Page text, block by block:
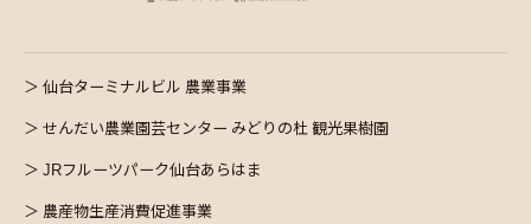
仙台ターミナルビル 農業事業
せんだい農業園芸センター みどりの杜 観光果樹園
JRフルーツパーク仙台あらはま
農産物生産消費促進事業